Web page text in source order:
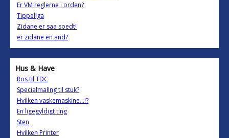
Er VM reglerne i orden?
Tippeliga
Zidane er saa soedt!
er zidane en and?
Hus & Have
Ros til TDC
Specialmaling til stuk?
Hvilken vaskemaskine...!?
En ligegyldigt ting
Sten
Hvilken Printer